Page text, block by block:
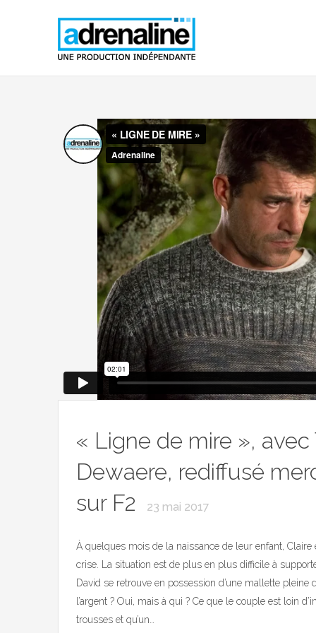
« Ligne de mire »,
Dewaere, rediffusé
sur F2
23 mai 2017
À quelques mois de la naissance de leur enfant,
crise. La situation est de plus en plus difficile à
David se retrouve en possession d’une mallette
l’argent ? Oui, mais à qui ? Ce que le couple est loin
trousses et qu’un…